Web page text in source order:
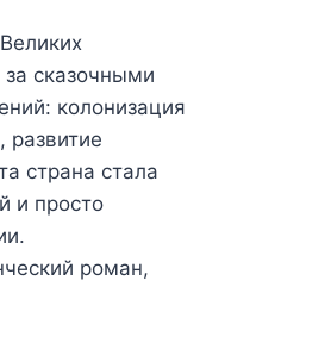
за сказочными
колонизация
развитие
страна стала
и просто
роман,